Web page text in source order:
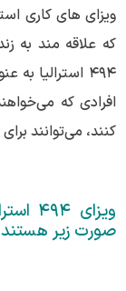
ویزای های کاری
که علاقه مند به
۴۹۴ استرالیا
افرادی که
کنند، می‌توانند
صورت زیر